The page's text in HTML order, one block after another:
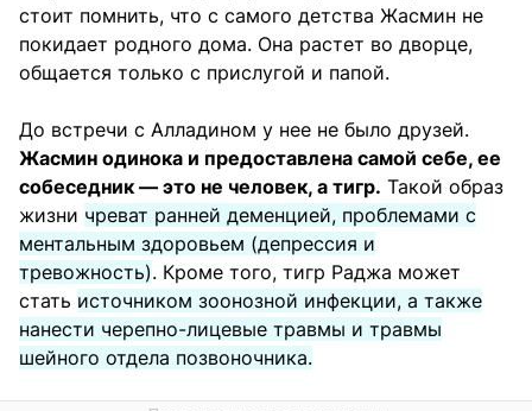
стоит помнить, что с самого детства Жасмин не
покидает родного дома. Она растет во дворце,
общается только с прислугой и папой.
До встречи с Алладином у нее не было друзей.
Жасмин одинока и предоставлена самой себе, ее
собеседник — это не человек, а тигр. Такой образ
жизни чреват ранней деменцией, проблемами с
ментальным здоровьем (депрессия и
тревожность). Кроме того, тигр Раджа может
стать источником зоонозной инфекции, а также
нанести черепно-лицевые травмы и травмы
шейного отдела позвоночника.